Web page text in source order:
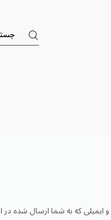
که به شما ارسال شده در